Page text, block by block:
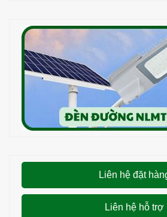
Liên hệ đặt
Liên hệ hỗ trợ